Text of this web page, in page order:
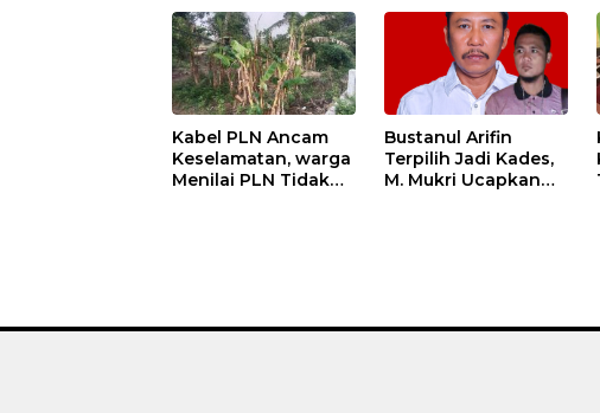
Kabel PLN Ancam
Keselamatan, warga
Menilai PLN Tidak
Bustanul Arifin
Terpilih Jadi Kades,
M. Mukri Ucapkan